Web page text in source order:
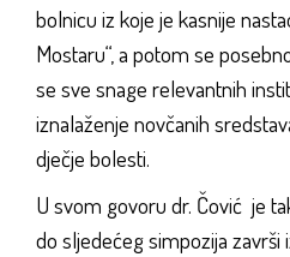
bolnicu iz koje je kasnije
Mostaru“, a potom se
se sve snage relevantnih
iznalaženje novčanih
dječje bolesti.
U svom govoru dr. Čović je
do sljedećeg simpozija završi